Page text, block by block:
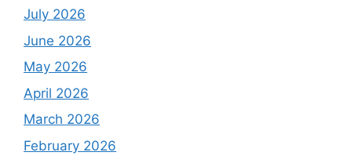
July 2026
June 2026
May 2026
April 2026
March 2026
February 2026